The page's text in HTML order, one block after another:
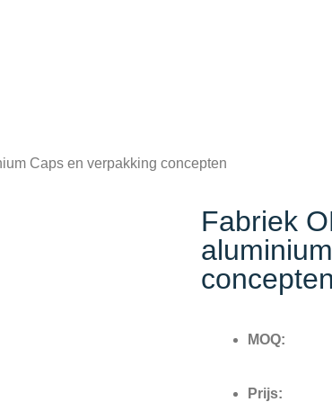
Caps en verpakking concepten
Fabriek
concepten
MOQ:
Prijs: